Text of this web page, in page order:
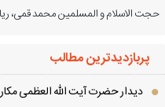
حجت الاسلام و المسلمین محمد قمی،
پربازدیدترین مطالب
دیدار حضرت آیت الله العظمی